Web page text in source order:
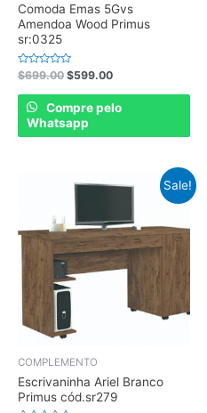
Comoda Emas 5Gvs
Amendoa Wood Primus
sr:0325
Rated
0
out
$699.00 $599.00
Compre pelo
Whatsapp
Sale!
COMPLEMENTO
Escrivaninha Ariel Branco
Primus cód.sr279